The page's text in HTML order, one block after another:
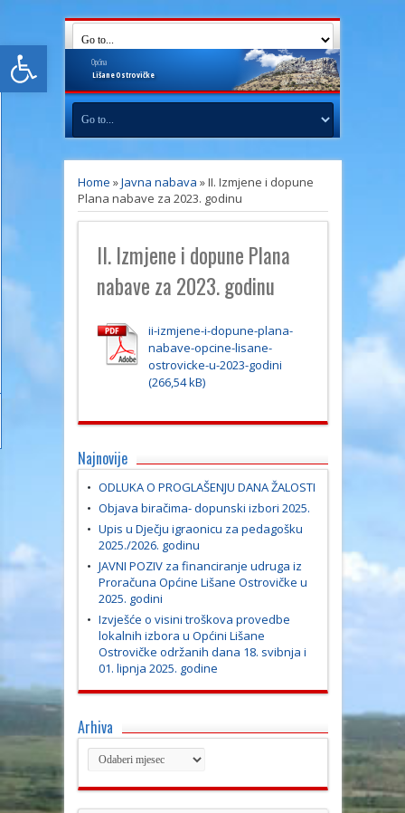
Open toolbar
LišaneOstrovičke
Općina
Home »Javna nabava »II. Izmjene i dopune
Plana nabave za 2023. godinu
II. Izmjene i dopune Plana
nabave za 2023. godinu
ii-izmjene-i-dopune-plana-
nabave-opcine-lisane-
ostrovicke-u-2023-godini
Najnovije
ODLUKA O PROGLAŠENJU DANA ŽALOSTI
Objava biračima- dopunski izbori 2025.
Upis u Dječju igraonicu za pedagošku
2025./2026. godinu
JAVNI POZIV za financiranje udruga iz
Proračuna Općine Lišane Ostrovičke u
2025. godini
Izvješće o visini troškova provedbe
lokalnih izbora u Općini Lišane
Ostrovičke održanih dana 18. svibnja i
01. lipnja 2025. godine
Arhiva